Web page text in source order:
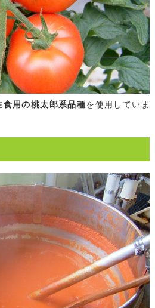
食用の桃太郎系品種を使用していま